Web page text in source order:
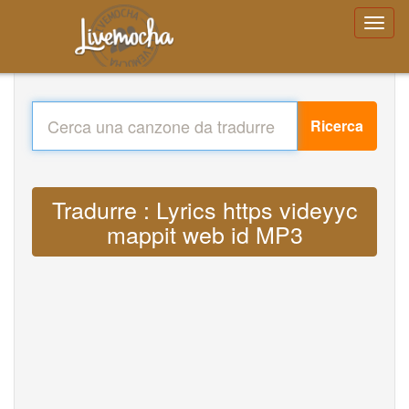
Ricerca
Tradurre : Lyrics https videyyc
mappit web id MP3